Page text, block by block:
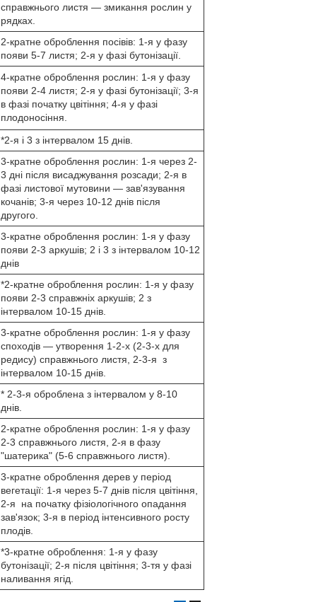
справжнього листя — змикання рослин у
рядках.
2-кратне оброблення посівів: 1-я у фазу
появи 5-7 листя; 2-я у фазі бутонізації.
4-кратне оброблення рослин: 1-я у фазу
появи 2-4 листя; 2-я у фазі бутонізації; 3-я
в фазі початку цвітіння; 4-я у фазі
плодоносіння.
*2-я і 3 з інтервалом 15 днів.
3-кратне оброблення рослин: 1-я через 2-
3 дні після висаджування розсади; 2-я в
фазі листової мутовини — зав'язування
кочанів; 3-я через 10-12 днів після
другого.
3-кратне оброблення рослин: 1-я у фазу
появи 2-3 аркушів; 2 і 3 з інтервалом 10-12
днів
*2-кратне оброблення рослин: 1-я у фазу
появи 2-3 справжніх аркушів; 2 з
інтервалом 10-15 днів.
3-кратне оброблення рослин: 1-я у фазу
споходів — утворення 1-2-х (2-3-х для
редису) справжнього листя, 2-3-я з
інтервалом 10-15 днів.
* 2-3-я оброблена з інтервалом у 8-10
днів.
2-кратне оброблення рослин: 1-я у фазу
2-3 справжнього листя, 2-я в фазу
"шатерика" (5-6 справжнього листя).
3-кратне оброблення дерев у період
вегетації: 1-я через 5-7 днів після цвітіння,
2-я на початку фізіологічного опадання
зав'язок; 3-я в період інтенсивного росту
плодів.
*3-кратне оброблення: 1-я у фазу
бутонізації; 2-я після цвітіння; 3-тя у фазі
наливання ягід.